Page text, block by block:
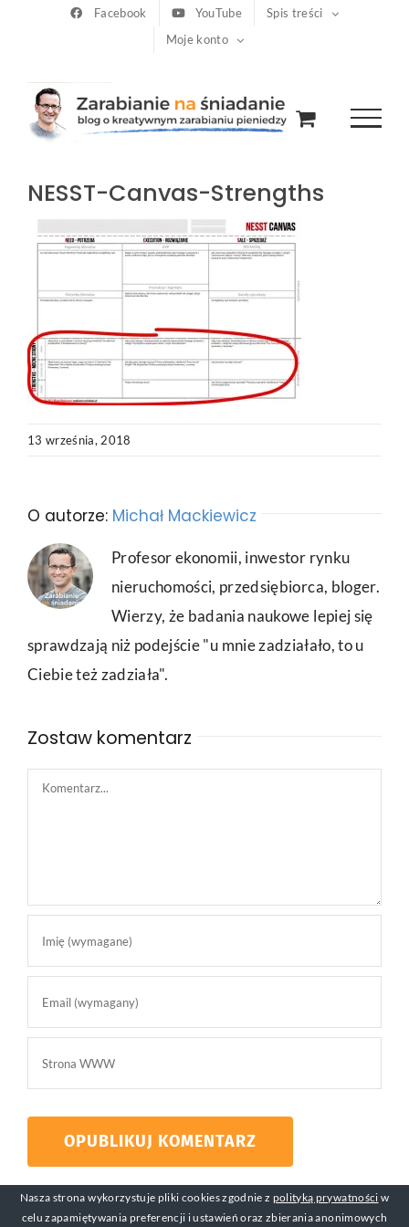
Facebook YouTube
Spis treści
Moje konto
NESST-Canvas-Strengths
13 września, 2018
O autorze: Michał Mackiewicz
Profesor ekonomii, inwestor rynku
nieruchomości, przedsiębiorca, bloger.
Wierzy, że badania naukowe lepiej się
sprawdzają niż podejście "u mnie zadziałało, to u
Ciebie też zadziała".
Zostaw komentarz
Comment
Nasza strona wykorzystuje pliki cookies zgodnie z polityką prywatności w
celu zapamiętywania preferencji i ustawień oraz zbierania anonimowych